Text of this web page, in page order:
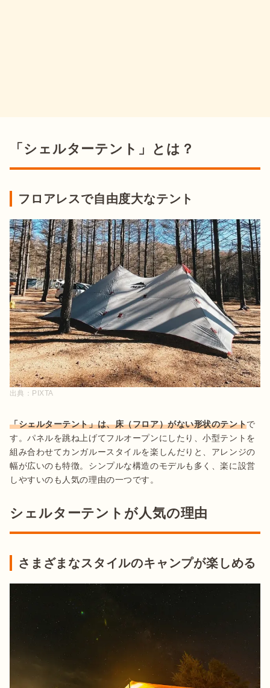
「シェルターテント」とは？
フロアレスで自由度大なテント
出典： PIXTA
「シェルターテント」は、床（フロア）がない形状のテントで
す。パネルを跳ね上げてフルオープンにしたり、小型テントを
組み合わせてカンガルースタイルを楽しんだりと、アレンジの
幅が広いのも特徴。シンプルな構造のモデルも多く、楽に設営
しやすいのも人気の理由の一つです。
シェルターテントが人気の理由
さまざまなスタイルのキャンプが楽しめる